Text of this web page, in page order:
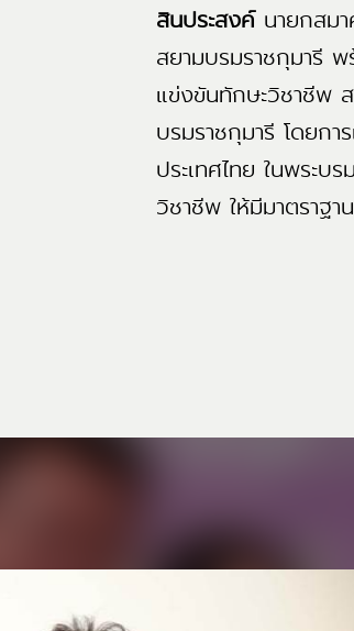
สินประสงค์ นายกสม
สยามบรมราชกุมารี
แข่งขันทักษะวิชาชีพ
บรมราชกุมารี โดยกา
ประเทศไทย ในพระ
วิชาชีพ ให้มีมาตราฐ